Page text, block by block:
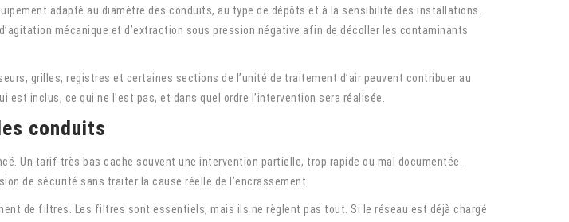
adapté au diamètre des conduits, au type de dépôts et à la sensibilité des installations.
mécanique et d’extraction sous pression négative afin de décoller les contaminants
grilles, registres et certaines sections de l’unité de traitement d’air peuvent contribuer au
inclus, ce qui ne l’est pas, et dans quel ordre l’intervention sera réalisée.
conduits
Un tarif très bas cache souvent une intervention partielle, trop rapide ou mal documentée.
de sécurité sans traiter la cause réelle de l’encrassement.
de filtres. Les filtres sont essentiels, mais ils ne règlent pas tout. Si le réseau est déjà chargé